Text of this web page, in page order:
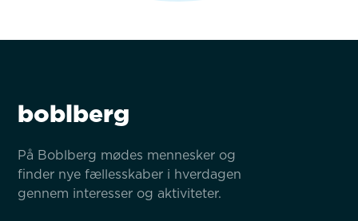
boblberg
På Boblberg mødes mennesker og
finder nye fællesskaber i hverdagen
gennem interesser og aktiviteter.